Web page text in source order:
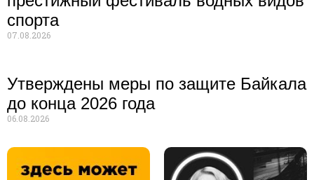
спорта
07.08.2026
Утверждены меры по защите Байкала
до конца 2026 года
06.08.2026